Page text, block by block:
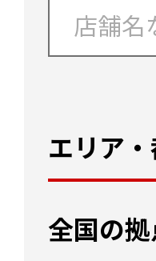
エリア
全国の